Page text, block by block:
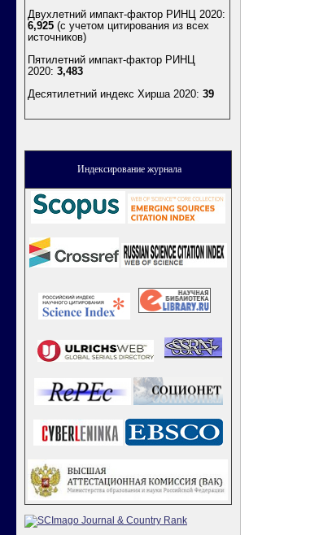
Двухлетний импакт-фактор РИНЦ 2020:
6,925 (с учетом цитирования из всех
источников)
Пятилетний импакт-фактор РИНЦ
2020: 3,483
Десятилетний индекс Хирша 2020: 39
Индексирование журнала